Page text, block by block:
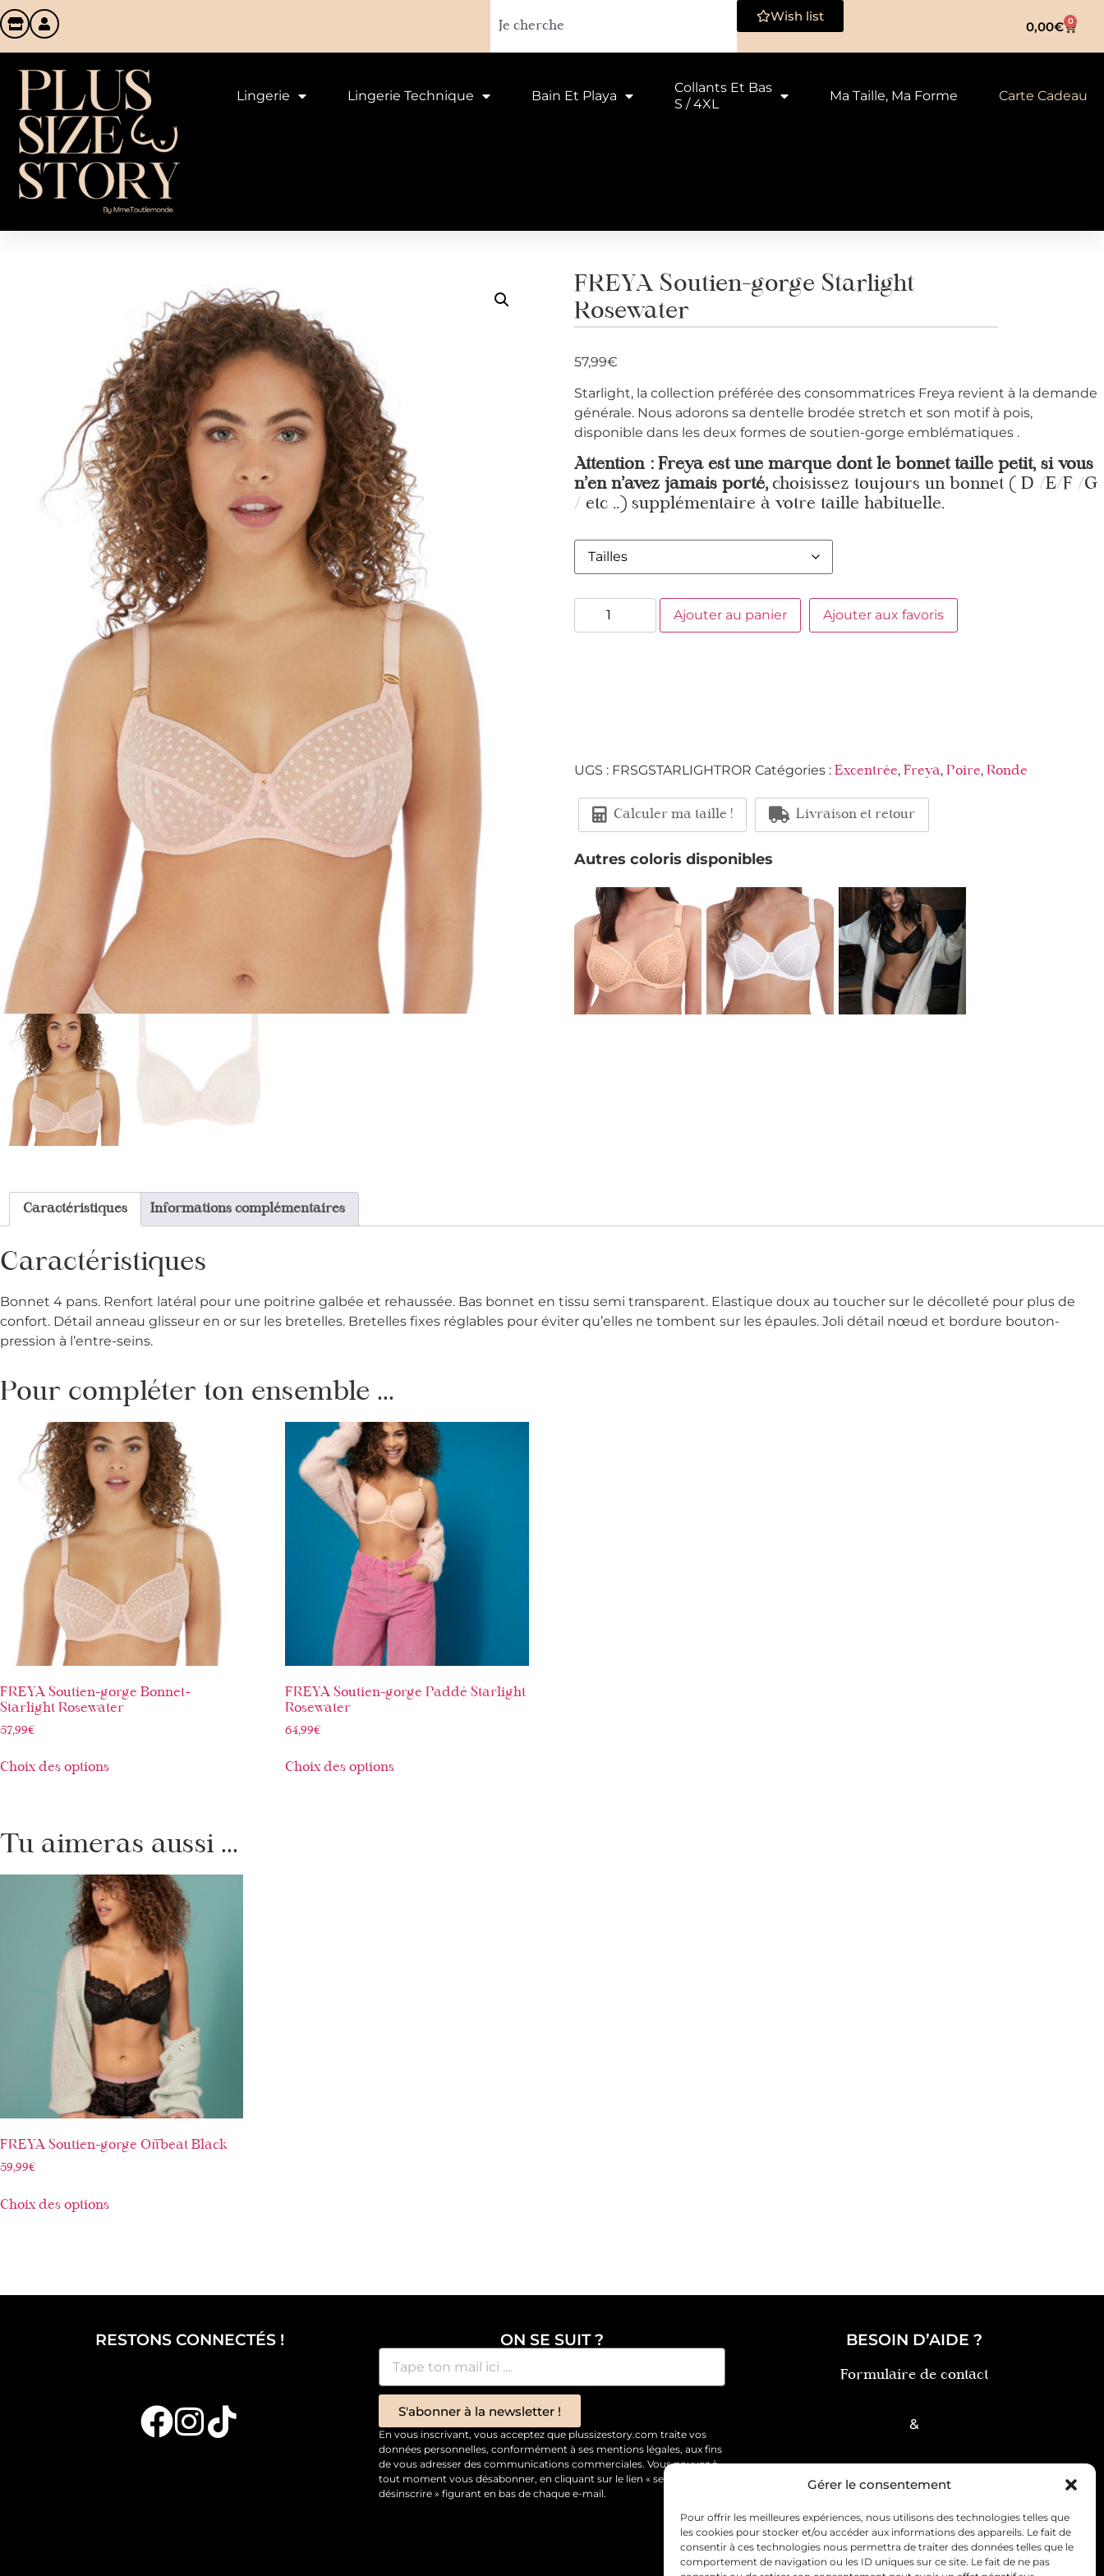
Gérer le consentement
Pour offrir les meilleures expériences, nous utilisons des technologies telles que
les cookies pour stocker et/ou accéder aux informations des appareils. Le fait de
consentir à ces technologies nous permettra de traiter des données telles que le
comportement de navigation ou les ID uniques sur ce site. Le fait de ne pas
Wish list
0,00€ 0
Lingerie Lingerie Technique Bain Et Playa
Collants Et Bas
S / 4XL
Ma Taille, Ma Forme Carte Cadeau
FREYA Soutien-gorge Starlight
Rosewater
57,99€
Starlight, la collection préférée des consommatrices Freya revient à la demande
générale. Nous adorons sa dentelle brodée stretch et son motif à pois,
disponible dans les deux formes de soutien-gorge emblématiques .
Attention : Freya est une marque dont le bonnet taille petit, si vous
n’en n’avez jamais porté, choisissez toujours un bonnet ( D /E/F /G
/ etc ..) supplémentaire à votre taille habituelle.
Ajouter au panier Ajouter aux favoris
UGS : FRSGSTARLIGHTROR Catégories : Excentrée, Freya, Poire, Ronde
Calculer ma taille ! Livraison et retour
Autres coloris disponibles
Caractéristiques Informations complémentaires
Caractéristiques
Bonnet 4 pans. Renfort latéral pour une poitrine galbée et rehaussée. Bas bonnet en tissu semi transparent. Elastique doux au toucher sur le décolleté pour plus de
confort. Détail anneau glisseur en or sur les bretelles. Bretelles fixes réglables pour éviter qu’elles ne tombent sur les épaules. Joli détail nœud et bordure bouton-
pression à l’entre-seins.
Pour compléter ton ensemble ...
FREYA Soutien-gorge Bonnet+
Starlight Rosewater
57,99€
Choix des options
FREYA Soutien-gorge Paddé Starlight
Rosewater
64,99€
Choix des options
Tu aimeras aussi ...
FREYA Soutien-gorge Offbeat Black
59,99€
Choix des options
RESTONS CONNECTÉS ! ON SE SUIT ?
S'abonner à la newsletter !
En vous inscrivant, vous acceptez que plussizestory.com traite vos
données personnelles, conformément à ses mentions légales, aux fins
de vous adresser des communications commerciales. Vous pouvez à
tout moment vous désabonner, en cliquant sur le lien « se
désinscrire » figurant en bas de chaque e-mail.
BESOIN D’AIDE ?
Formulaire de contact
&